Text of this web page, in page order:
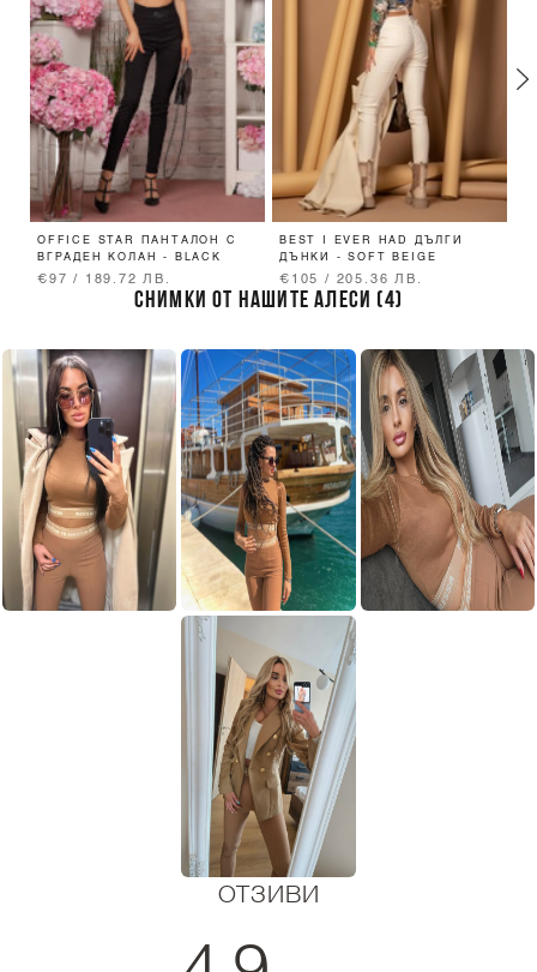
OFFICE STAR ПАНТАЛОН С
ВГРАДЕН КОЛАН - BLACK
€97 / 189.72 ЛВ.
BEST I EVER HAD ДЪЛГИ
ДЪНКИ - SOFT BEIGE
€105 / 205.36 ЛВ.
СНИМКИ ОТ НАШИТЕ АЛЕСИ (4)
ОТЗИВИ